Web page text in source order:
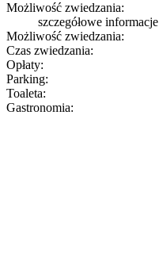
Możliwość zwiedzania:
szczegółowe informacje
Możliwość zwiedzania:
Czas zwiedzania:
Opłaty:
Parking:
Toaleta:
Gastronomia: